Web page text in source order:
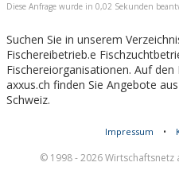
Diese Anfrage wurde in 0,02 Sekunden
Suchen Sie in unserem
Fischereibetrieb.e
Fischereiorganisationen. Auf
axxus.ch finden Sie Angebote
Schweiz.
Impressum •
© 1998 - 2026 Wirtschaftsnetz